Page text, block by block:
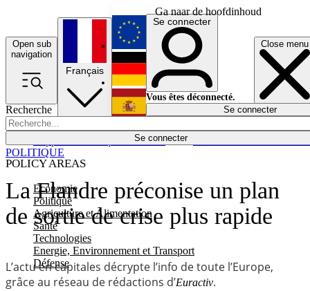
Ga naar de hoofdinhoud
Open sub
navigation
Close menu
Recherche
Se connecter
POLICY AREAS
Economie
Politique
Agriculture et Alimentation
Santé
Technologies
Energie, Environnement et Transport
Défense
Économie
Français
English
Deutsch
Español
Se connecter
Vous êtes déconnecté.
Se connecter
La Flandre préconise un plan
de sortie de crise plus rapide
L’actu en capitales décrypte l’info de toute l’Europe,
grâce au réseau de rédactions d’Euractiv.
POLITIQUE